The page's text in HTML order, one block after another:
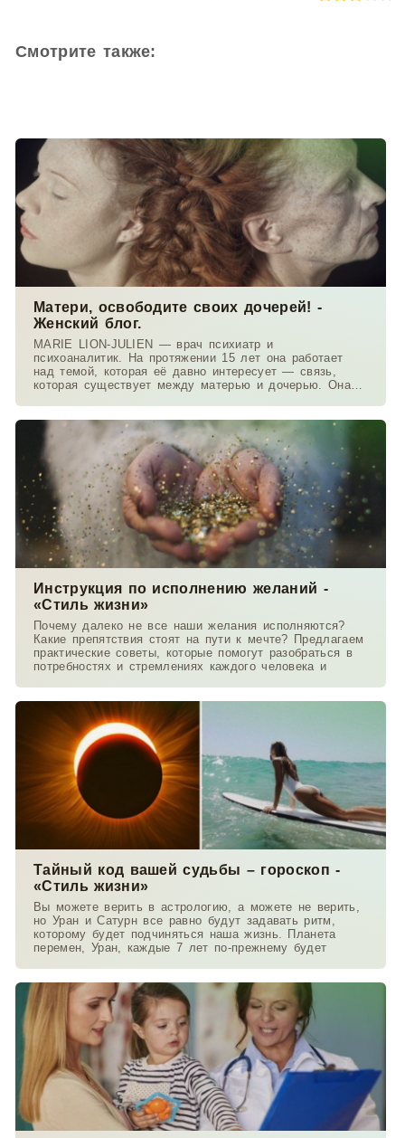
Смотрите также:
Матери, освободите своих дочерей! -
Женский блог.
MARIE LION-JULIEN — врач психиатр и
психоаналитик. На протяжении 15 лет она работает
над темой, которая её давно интересует — связь,
которая существует между матерью и дочерью. Она
Инструкция по исполнению желаний -
«Стиль жизни»
Почему далеко не все наши желания исполняются?
Какие препятствия стоят на пути к мечте? Предлагаем
практические советы, которые помогут разобраться в
потребностях и стремлениях каждого человека и
Тайный код вашей судьбы – гороскоп -
«Стиль жизни»
Вы можете верить в астрологию, а можете не верить,
но Уран и Сатурн все равно будут задавать ритм,
которому будет подчиняться наша жизнь. Планета
перемен, Уран, каждые 7 лет по-прежнему будет